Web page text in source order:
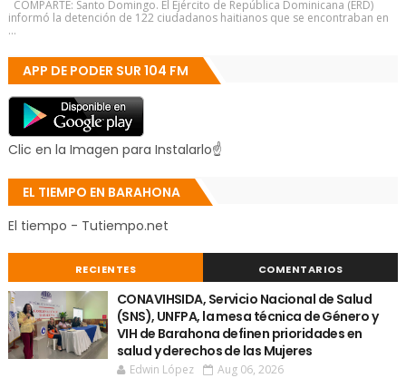
COMPARTE: Santo Domingo. El Ejército de República Dominicana (ERD)
informó la detención de 122 ciudadanos haitianos que se encontraban en
...
APP DE PODER SUR 104 FM
Clic en la Imagen para Instalarlo☝
EL TIEMPO EN BARAHONA
El tiempo - Tutiempo.net
RECIENTES COMENTARIOS
CONAVIHSIDA, Servicio Nacional de Salud
(SNS), UNFPA, la mesa técnica de Género y
VIH de Barahona definen prioridades en
salud y derechos de las Mujeres
Edwin López Aug 06, 2026